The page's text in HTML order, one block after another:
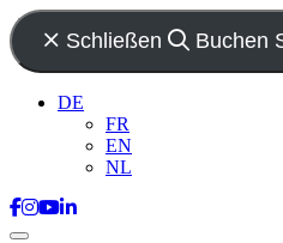
Schließen Buchen
DE
FR
EN
NL